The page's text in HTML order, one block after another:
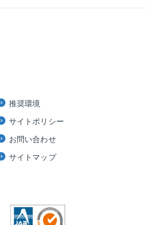
推奨環境
サイトポリシー
お問い合わせ
サイトマップ